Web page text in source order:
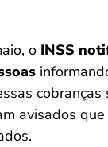
o INSS
avisados